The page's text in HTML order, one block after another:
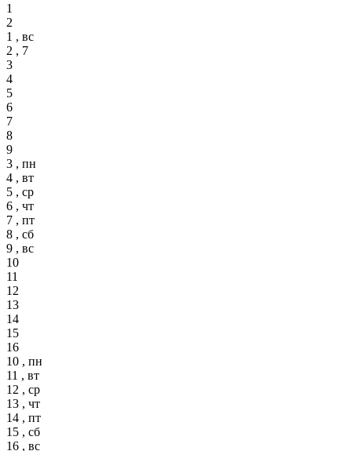
1
2
1 , вс
2 , 7
3
4
5
6
7
8
9
3 , пн
4 , вт
5 , ср
6 , чт
7 , пт
8 , сб
9 , вс
10
11
12
13
14
15
16
10 , пн
11 , вт
12 , ср
13 , чт
14 , пт
15 , сб
16 , вс